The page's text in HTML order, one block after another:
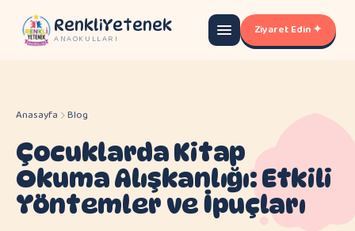
RenkliYetenek
ANAOKULLARI
Ziyaret Edin ✦
Anasayfa Blog
Çocuklarda Kitap
Okuma Alışkanlığı: Etkili
Yöntemler ve İpuçları